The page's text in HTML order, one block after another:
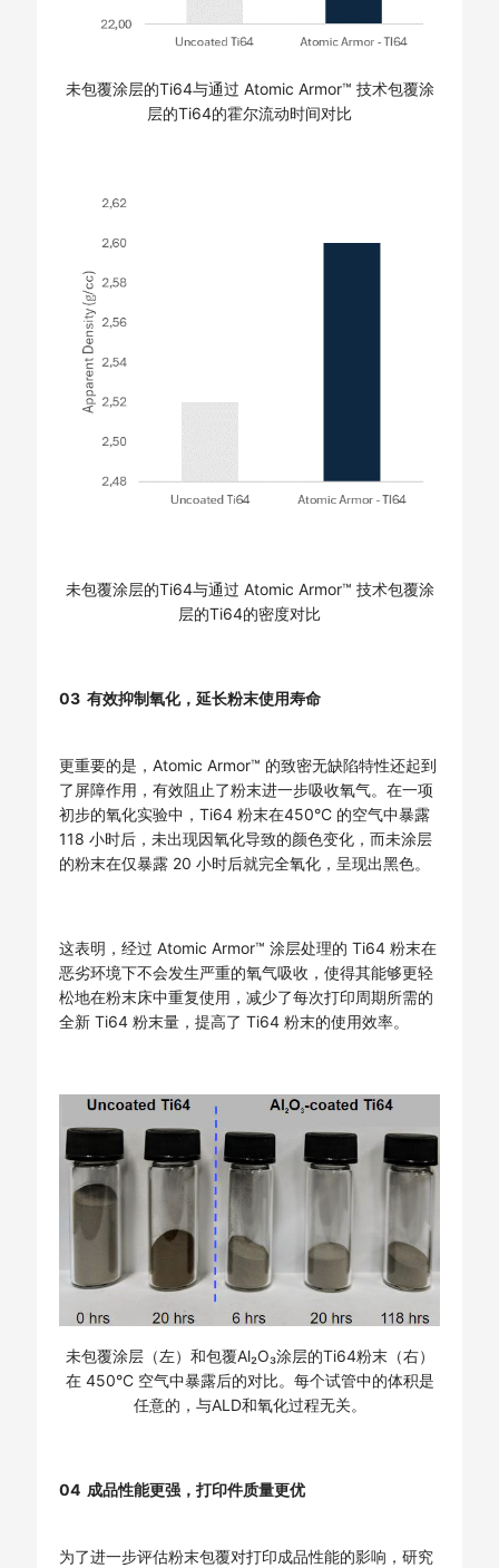
未包覆涂层的Ti64与通过 Atomic Armor™ 技术包覆涂
层的Ti64的霍尔流动时间对比
未包覆涂层的Ti64与通过 Atomic Armor™ 技术包覆涂
层的Ti64的密度对比
03 有效抑制氧化，延长粉末使用寿命
更重要的是，Atomic Armor™ 的致密无缺陷特性还起到
了屏障作用，有效阻止了粉末进一步吸收氧气。在一项
初步的氧化实验中，Ti64 粉末在450°C 的空气中暴露
118 小时后，未出现因氧化导致的颜色变化，而未涂层
的粉末在仅暴露 20 小时后就完全氧化，呈现出黑色。
这表明，经过 Atomic Armor™ 涂层处理的 Ti64 粉末在
恶劣环境下不会发生严重的氧气吸收，使得其能够更轻
松地在粉末床中重复使用，减少了每次打印周期所需的
全新 Ti64 粉末量，提高了 Ti64 粉末的使用效率。
未包覆涂层（左）和包覆Al₂O₃涂层的Ti64粉末（右）
在 450°C 空气中暴露后的对比。每个试管中的体积是
任意的，与ALD和氧化过程无关。
04 成品性能更强，打印件质量更优
为了进一步评估粉末包覆对打印成品性能的影响，研究